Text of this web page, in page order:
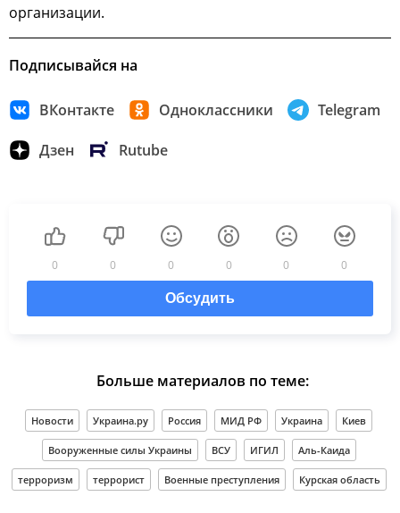
организации.
Подписывайся на
ВКонтакте Одноклассники Telegram
Дзен Rutube
0 0 0 0 0 0
Обсудить
Больше материалов по теме:
Новости Украина.ру Россия МИД РФ Украина Киев
Вооруженные силы Украины ВСУ ИГИЛ Аль-Каида
терроризм террорист Военные преступления Курская область